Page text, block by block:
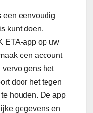
een eenvoudig
kunt doen.
ETA-app op uw
een account
vervolgens het
door het tegen
houden. De app
gegevens en